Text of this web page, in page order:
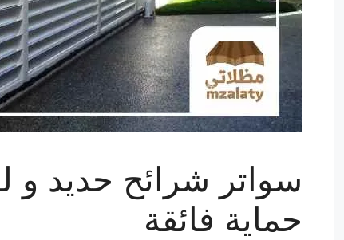
سواتر شرائح حديد
حماية فائقة